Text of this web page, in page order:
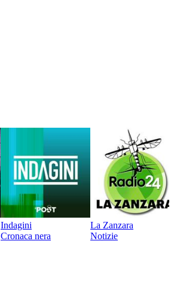
Indagini
Cronaca nera
La Zanzara
Notizie